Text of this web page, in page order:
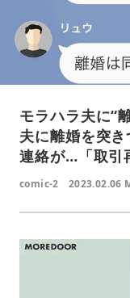
モラハラ夫に“
夫に離婚を突
連絡が…「取引
comic-2 2023.02.06